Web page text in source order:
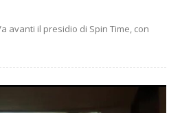
avanti il presidio di Spin Time, con